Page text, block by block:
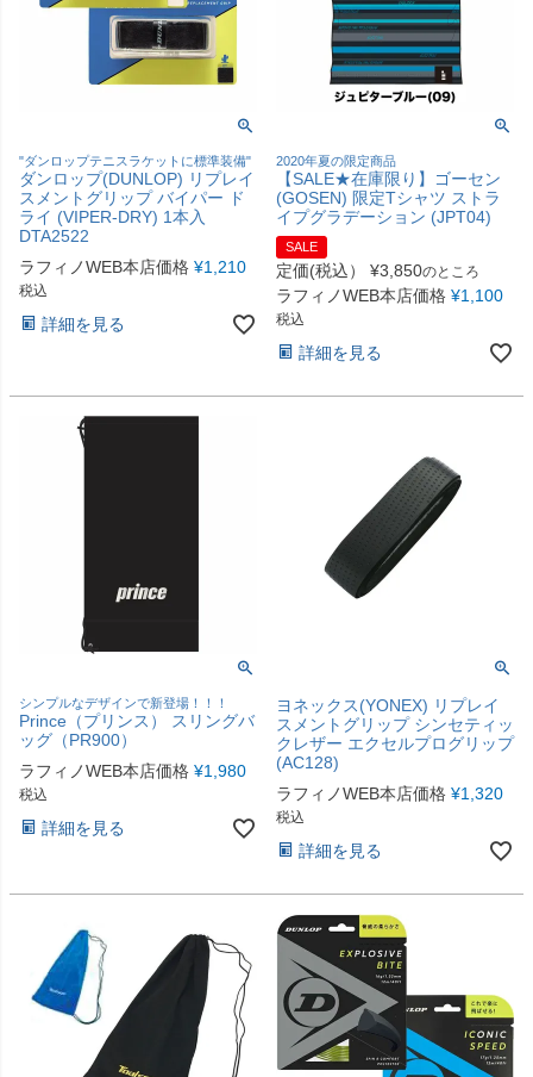
"ダンロップテニスラケットに標準装備"
ダンロップ(DUNLOP) リプレイ
スメントグリップ バイパー ド
ライ (VIPER-DRY) 1本入
DTA2522
ラフィノWEB本店価格 ¥1,210
税込
詳細を見る
2020年夏の限定商品
【SALE★在庫限り】ゴーセン
(GOSEN) 限定Tシャツ ストラ
イプグラデーション (JPT04)
SALE
定価(税込） ¥3,850のところ
ラフィノWEB本店価格 ¥1,100
税込
詳細を見る
シンプルなデザインで新登場！！！
Prince（プリンス） スリングバ
ッグ（PR900）
ラフィノWEB本店価格 ¥1,980
税込
詳細を見る
ヨネックス(YONEX) リプレイ
スメントグリップ シンセティッ
クレザー エクセルプログリップ
(AC128)
ラフィノWEB本店価格 ¥1,320
税込
詳細を見る